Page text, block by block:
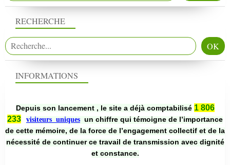
RECHERCHE
INFORMATIONS
Depuis son lancement , le site a déjà comptabilisé 1 806
233
visiteurs uniques un chiffre qui témoigne de l’importance
de cette mémoire, de la force de l’engagement collectif et de la
nécessité de continuer ce travail de transmission avec dignité
et constance.